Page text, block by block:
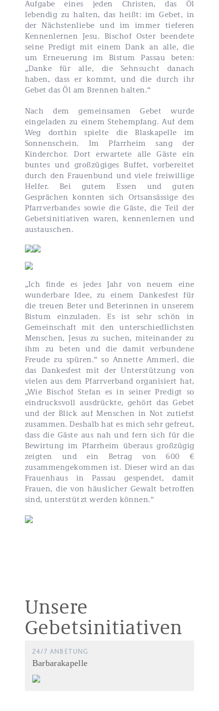
Aufgabe eines jeden Christen, das Öl
lebendig zu halten, das heißt: im Gebet, in
der Nächstenliebe und im immer tieferen
Kennenlernen Jesu. Bischof Oster beendete
seine Predigt mit einem Dank an alle, die
um Erneuerung im Bistum Passau beten:
„Danke für alle, die Sehnsucht danach
haben, dass er kommt, und die durch ihr
Gebet das Öl am Brennen halten.“
Nach dem gemeinsamen Gebet wurde
eingeladen zu einem Stehempfang. Auf dem
Weg dorthin spielte die Blaskapelle im
Sonnenschein. Im Pfarrheim sang der
Kinderchor. Dort erwartete alle Gäste ein
buntes und großzügiges Buffet, vorbereitet
durch den Frauenbund und viele freiwillige
Helfer. Bei gutem Essen und guten
Gesprächen konnten sich Ortsansässige des
Pfarrverbandes sowie die Gäste, die Teil der
Gebetsinitiativen waren, kennenlernen und
austauschen.
„Ich finde es jedes Jahr von neuem eine
wunderbare Idee, zu einem Dankesfest für
die treuen Beter und Beterinnen in unserem
Bistum einzuladen. Es ist sehr schön in
Gemeinschaft mit den unterschiedlichsten
Menschen, Jesus zu suchen, miteinander zu
ihm zu beten und die damit verbundene
Freude zu spüren.“ so Annette Ammerl, die
das Dankesfest mit der Unterstützung von
vielen aus dem Pfarrverband organisiert hat,
„Wie Bischof Stefan es in seiner Predigt so
eindrucksvoll ausdrückte, gehört das Gebet
und der Blick auf Menschen in Not zutiefst
zusammen. Deshalb hat es mich sehr gefreut,
dass die Gäste aus nah und fern sich für die
Bewirtung im Pfarrheim überaus großzügig
zeigten und ein Betrag von 600 €
zusammengekommen ist. Dieser wird an das
Frauenhaus in Passau gespendet, damit
Frauen, die von häuslicher Gewalt betroffen
sind, unterstützt werden können.“
Unsere
Gebetsinitiativen
24/7 ANBETUNG
Barbarakapelle